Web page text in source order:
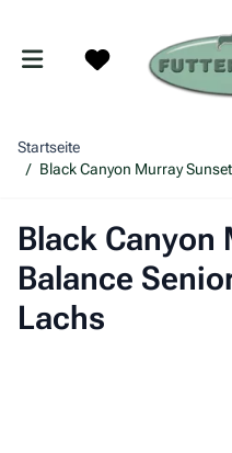
Startseite
/ Black Canyon Murray
Black Canyon
Balance
Lachs